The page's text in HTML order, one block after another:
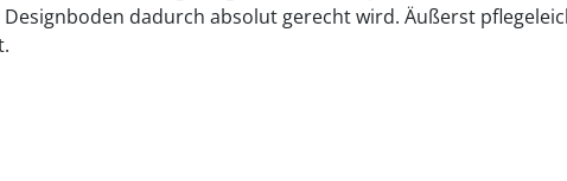
dadurch absolut gerecht wird. Äußerst